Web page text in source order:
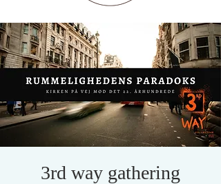
3rd way gathering